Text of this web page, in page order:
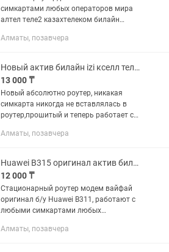
симкартами любых операторов мира
алтел теле2 казахтелеком билайн
вайфай сразу на 32 устройства
Алматы, позавчера
Новый актив билайн izi кселл теле2 алтел роутер модем вайфай usb 4G
13 000 ₸
Новый абсолютно роутер, никакая
симкарта никогда не вставлялась в
роутер,прошитый и теперь работает с
операторов мира билайн актив кселл
Алматы, позавчера
Huawei B315 оригинал актив билайн алтел роутер модем вайфай 4G Wi-Fi
12 000 ₸
Стационарный роутер модем вайфай
оригинал б/у Huawei B311, работают с
любыми симкартами любых
казахтелеком билайн актив кселл izi и
Алматы, позавчера